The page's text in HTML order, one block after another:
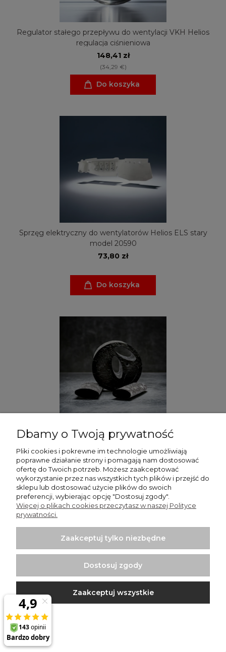
Regulator stałego przepływu do wentylacji VKH Helios
regulacja ciśnieniowa
148,41 zł
(34,29 €)
Do koszyka
Sprzęg elektryczny do wentylatorów Helios ELS stary
model 20590
73,80 zł
Do koszyka
SVE 100 Helios Element redukcji strumienia tłumik
51,42 zł
(11,88 €)
Do koszyka
SVE 125 Helios Element redukcji strumienia tłumik
Dbamy o Twoją prywatność
Pliki cookies i pokrewne im technologie umożliwiają
poprawne działanie strony i pomagają nam dostosować
ofertę do Twoich potrzeb. Możesz zaakceptować
wykorzystanie przez nas wszystkich tych plików i przejść do
sklepu lub dostosować użycie plików do swoich
preferencji, wybierając opcję "Dostosuj zgody".
Więcej o plikach cookies przeczytasz w naszej Polityce
prywatności.
Zaakceptuj tylko niezbędne
Dostosuj zgody
Zaakceptuj wszystkie